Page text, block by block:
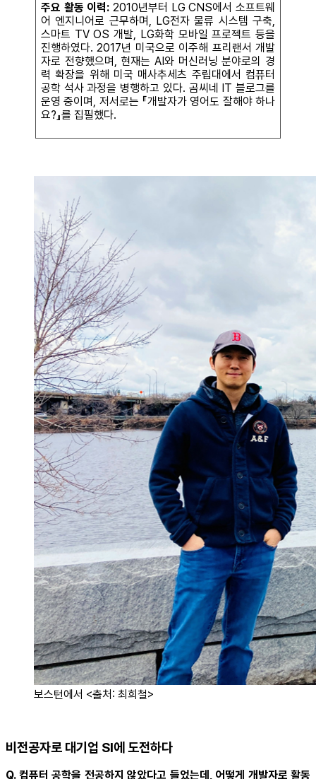
주요 활동 이력: 2010년부터 LG CNS에서 소프트웨
어 엔지니어로 근무하며, LG전자 물류 시스템 구축,
스마트 TV OS 개발, LG화학 모바일 프로젝트 등을
진행하였다. 2017년 미국으로 이주해 프리랜서 개발
자로 전향했으며, 현재는 AI와 머신러닝 분야로의 경
력 확장을 위해 미국 매사추세츠 주립대에서 컴퓨터
공학 석사 과정을 병행하고 있다. 곰씨네 IT 블로그를
운영 중이며, 저서로는 『개발자가 영어도 잘해야 하나
요?』를 집필했다.
보스턴에서 <출처: 최희철>
비전공자로 대기업 SI에 도전하다
Q. 컴퓨터 공학을 전공하지 않았다고 들었는데, 어떻게 개발자로 활동